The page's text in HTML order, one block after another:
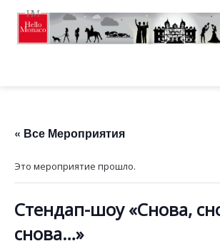
« Все Мероприятия
Это мероприятие прошло.
Cтендап-шоу «Снова,
снова…»